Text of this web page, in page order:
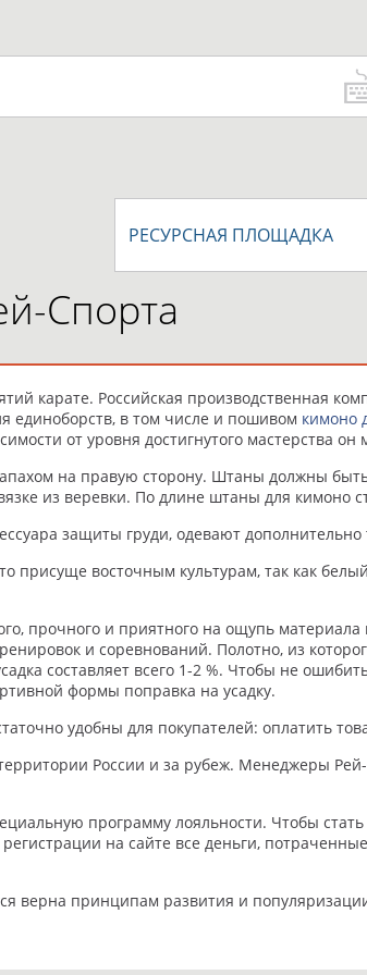
РЕСУРСНАЯ ПЛОЩАДКА
Спорта
карате. Российская производственная
единоборств, в том числе и пошивом кимоно
от уровня достигнутого мастерства он
на правую сторону. Штаны должны
из веревки. По длине штаны для кимоно
защиты груди, одевают дополнительно
присуще восточным культурам, так как
прочного и приятного на ощупь
и соревнований. Полотно, из
составляет всего 1-2 %. Чтобы не
формы поправка на усадку.
удобны для покупателей: оплатить
России и за рубеж. Менеджеры
программу лояльности. Чтобы
на сайте все деньги,
верна принципам развития и